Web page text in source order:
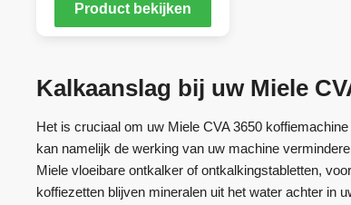
Product bekijken
Kalkaanslag bij uw Miele
Het is cruciaal om uw Miele CVA 3650
kan namelijk de werking van uw machine
Miele vloeibare ontkalker of ontkalkingstabletten,
koffiezetten blijven mineralen uit het water achter in